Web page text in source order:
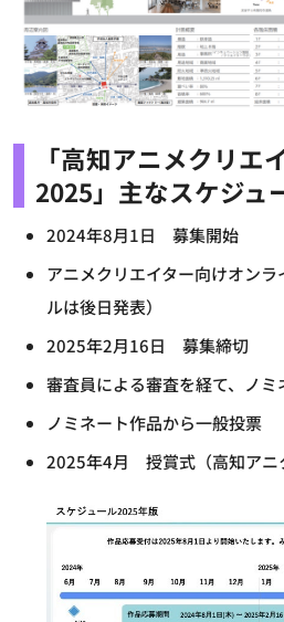
「高知アニメクリエ
2025」主なスケジュ
2024年8月1日 募集開始
アニメクリエイター向けオン
ルは後日発表）
2025年2月16日 募集締切
審査員による審査を経て、ノミ
ノミネート作品から一般投票
2025年4月 授賞式（高知アニ